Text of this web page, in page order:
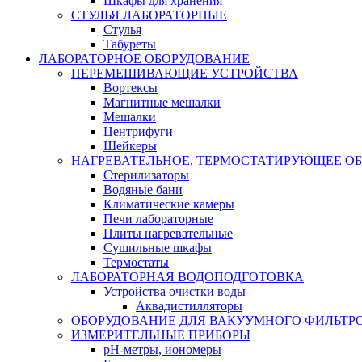
СТУЛЬЯ ЛАБОРАТОРНЫЕ
Стулья
Табуреты
ЛАБОРАТОРНОЕ ОБОРУДОВАНИЕ
ПЕРЕМЕШИВАЮЩИЕ УСТРОЙСТВА
Вортексы
Магнитные мешалки
Мешалки
Центрифуги
Шейкеры
НАГРЕВАТЕЛЬНОЕ, ТЕРМОСТАТИРУЮЩЕЕ
Стерилизаторы
Водяные бани
Климатические камеры
Печи лабораторные
Плиты нагревательные
Сушильные шкафы
Термостаты
ЛАБОРАТОРНАЯ ВОДОПОДГОТОВКА
Устройства очистки воды
Аквадистилляторы
ОБОРУДОВАНИЕ ДЛЯ ВАКУУМНОГО
ИЗМЕРИТЕЛЬНЫЕ ПРИБОРЫ
pH-метры, иономеры